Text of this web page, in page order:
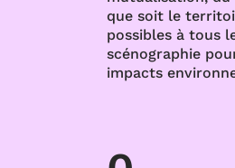
que soit le
possibles à tous
scénographie
impacts